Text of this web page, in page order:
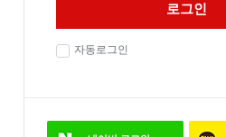
로그인
자동로그인